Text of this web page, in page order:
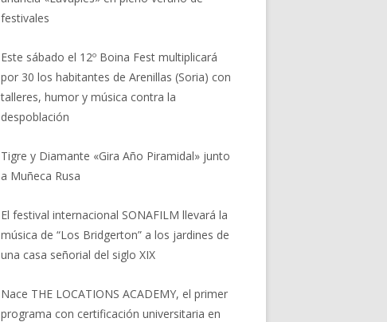
festivales
Este sábado el 12º Boina Fest multiplicará
por 30 los habitantes de Arenillas (Soria) con
talleres, humor y música contra la
despoblación
Tigre y Diamante «Gira Año Piramidal» junto
a Muñeca Rusa
El festival internacional SONAFILM llevará la
música de “Los Bridgerton” a los jardines de
una casa señorial del siglo XIX
Nace THE LOCATIONS ACADEMY, el primer
programa con certificación universitaria en